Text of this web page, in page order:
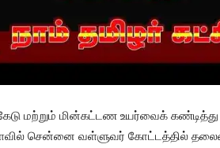
மற்றும் மின்கட்டண உயர்வைக்
சென்னை வள்ளுவர் கோட்டத்தில்